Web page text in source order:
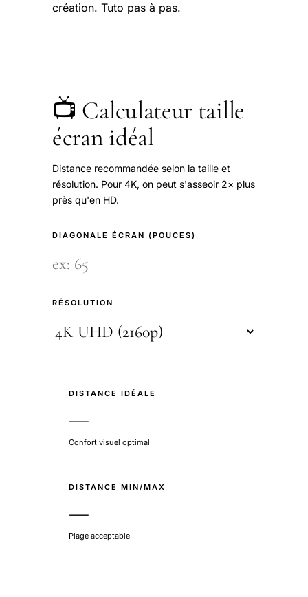
création. Tuto pas à pas.
📺 Calculateur taille
écran idéal
Distance recommandée selon la taille et
résolution. Pour 4K, on peut s'asseoir 2× plus
près qu'en HD.
DIAGONALE ÉCRAN (POUCES)
RÉSOLUTION
DISTANCE IDÉALE
—
Confort visuel optimal
DISTANCE MIN/MAX
—
Plage acceptable